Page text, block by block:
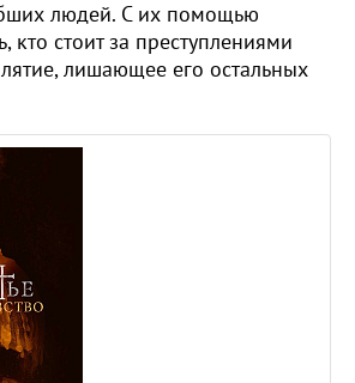
людей. С их помощью
кто стоит за преступлениями
лишающее его остальных